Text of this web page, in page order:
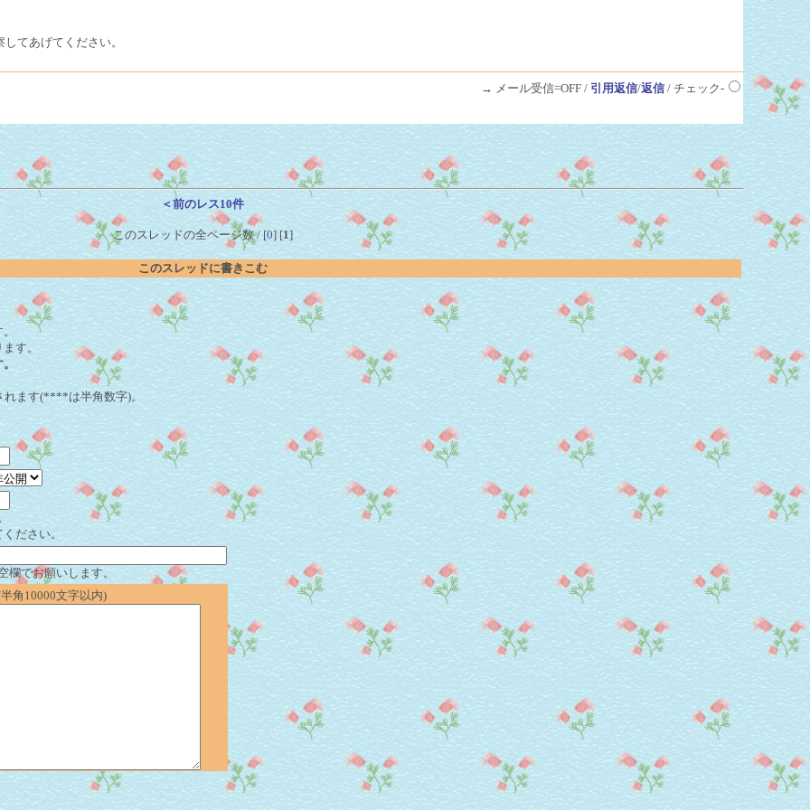
てあげてください。
→ メール受信=OFF / 引用返信/返信/ チェック-
＜前のレス10件
このスレッドの全ページ数 / [0] [1]
このスレッドに書きこむ
す。
ます(****は半角数字)。
ださい。
でお願いします。
角10000文字以内)